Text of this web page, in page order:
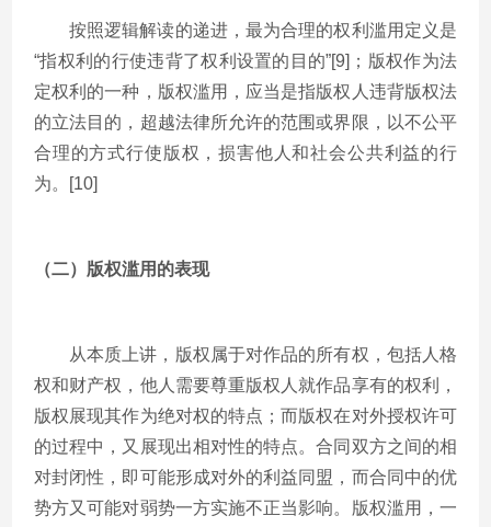
按照逻辑解读的递进，最为合理的权利滥用定义是
“指权利的行使违背了权利设置的目的”[9]；版权作为法
定权利的一种，版权滥用，应当是指版权人违背版权法
的立法目的，超越法律所允许的范围或界限，以不公平
合理的方式行使版权，损害他人和社会公共利益的行
为。[10]
（二）版权滥用的表现
从本质上讲，版权属于对作品的所有权，包括人格
权和财产权，他人需要尊重版权人就作品享有的权利，
版权展现其作为绝对权的特点；而版权在对外授权许可
的过程中，又展现出相对性的特点。合同双方之间的相
对封闭性，即可能形成对外的利益同盟，而合同中的优
势方又可能对弱势一方实施不正当影响。版权滥用，一